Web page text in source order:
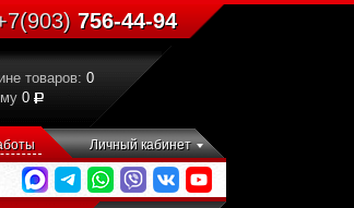
756-44-94
товаров: 0
0
Личный кабинет